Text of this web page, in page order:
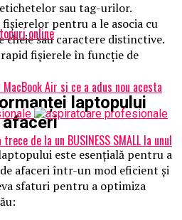
sau tag-urilor.
pentru a le asocia cu
sau caractere distinctive.
fișierele în funcție de
laptopului
este esențială pentru a
afaceri într-un mod eficient și
sfaturi pentru a optimiza
online
Air si ce a adus nou acesta
de la un BUSINESS SMALL la unul